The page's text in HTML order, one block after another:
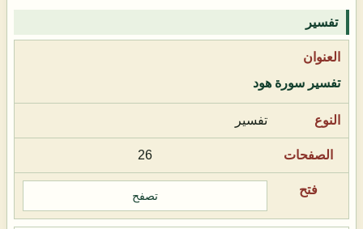
تفسير
تفسير سورة هود
تفسير
26
تصفح